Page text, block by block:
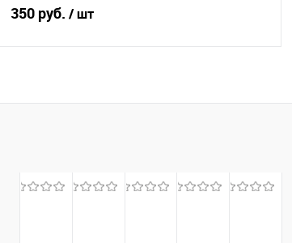
350 руб. / шт